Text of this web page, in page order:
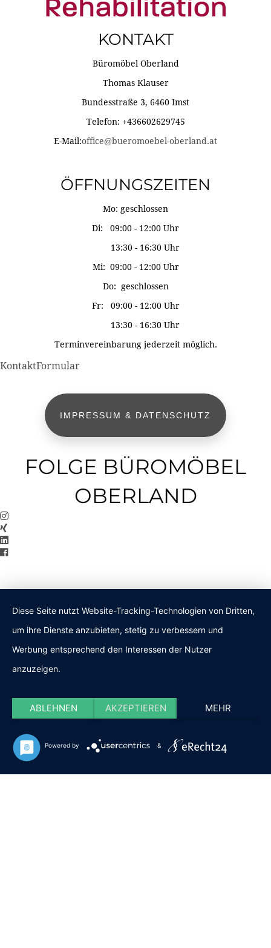
KONTAKT
Büromöbel Oberland
Thomas Klauser
Bundesstraße 3, 6460 Imst
Telefon: +436602629745
E-Mail:office@bueromoebel-oberland.at
ÖFFNUNGSZEITEN
Mo: geschlossen
Di: 09:00 - 12:00 Uhr
13:30 - 16:30 Uhr
Mi: 09:00 - 12:00 Uhr
Do: geschlossen
Fr: 09:00 - 12:00 Uhr
13:30 - 16:30 Uhr
Terminvereinbarung jederzeit möglich.
KontaktFormular
IMPRESSUM & DATENSCHUTZ
FOLGE BÜROMÖBEL
OBERLAND
Diese Seite nutzt Website-Tracking-Technologien von Dritten,
um ihre Dienste anzubieten, stetig zu verbessern und
Werbung entsprechend den Interessen der Nutzer
anzuzeigen.
ABLEHNEN AKZEPTIEREN MEHR
Powered by &